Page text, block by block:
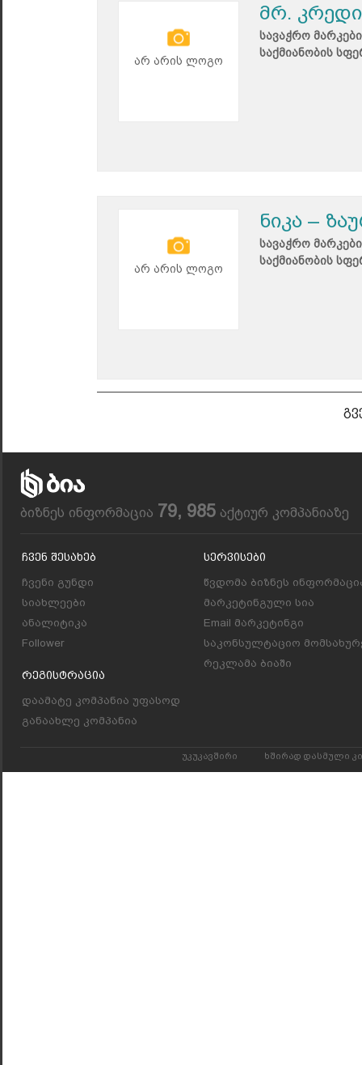
არ არის ლოგო
მრ.
სავაჭრო
საქმიანობის
არ არის ლოგო
ნიკა –
სავაჭრო
საქმიანობის
ბიზნეს ინფორმაცია 79, 985 აქტიურ კომპანიაზე
Ჩვენ Შესახებ
ჩვენი გუნდი
სიახლეები
ანალიტიკა
Follower
Რეგისტრაცია
დაამატე კომპანია უფასოდ
განაახლე კომპანია
Სერვისები
წვდომა ბიზნეს
მარკეტინგული სია
Email მარკეტინგი
საკონსულტაციო
რეკლამა ბიაში
უკუკავშირი ხშირად დასმული